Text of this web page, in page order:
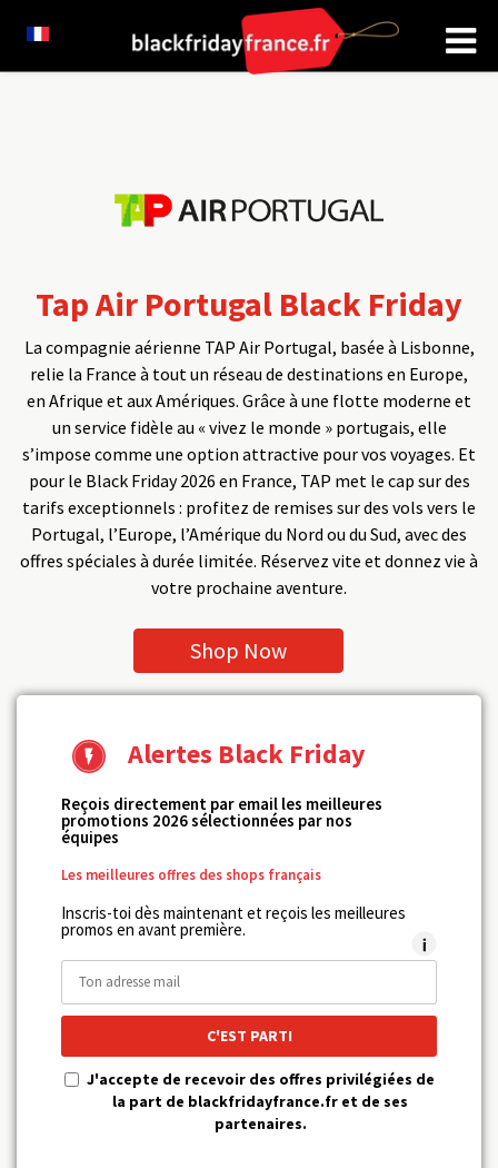
Tap Air Portugal Black Friday
La compagnie aérienne TAP Air Portugal, basée à Lisbonne,
relie la France à tout un réseau de destinations en Europe,
en Afrique et aux Amériques. Grâce à une flotte moderne et
un service fidèle au « vivez le monde » portugais, elle
s’impose comme une option attractive pour vos voyages. Et
pour le Black Friday 2026 en France, TAP met le cap sur des
tarifs exceptionnels : profitez de remises sur des vols vers le
Portugal, l’Europe, l’Amérique du Nord ou du Sud, avec des
offres spéciales à durée limitée. Réservez vite et donnez vie à
votre prochaine aventure.
Shop Now
Alertes Black Friday
Reçois directement par email les meilleures
promotions 2026 sélectionnées par nos
équipes
Les meilleures offres des shops français
Inscris-toi dès maintenant et reçois les meilleures
promos en avant première.
C'EST PARTI
J'accepte de recevoir des offres privilégiées de
la part de blackfridayfrance.fr et de ses
partenaires.